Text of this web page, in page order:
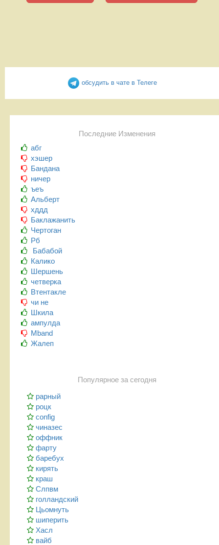
обсудить в чате в Телеге
Последние Изменения
абг
хэшер
Бандана
ничер
ъеъ
Альберт
хддд
Баклажанить
Чертоган
Рб
Бабабой
Калико
Шершень
четверка
Втентакле
чи не
Шкила
ампулда
Mband
Жалеп
Популярное за сегодня
рарный
роцк
config
чиназес
оффник
фарту
баребух
кирять
краш
Слпвм
голландский
Цьомнуть
шиперить
Хасл
вайб